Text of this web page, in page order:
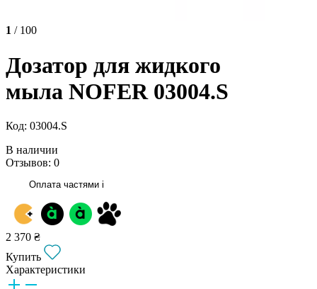
1 / 100
Дозатор для жидкого
мыла NOFER 03004.S
Код: 03004.S
В наличии
Отзывов: 0
Оплата частями i
2 370 ₴
Купить
Характеристики